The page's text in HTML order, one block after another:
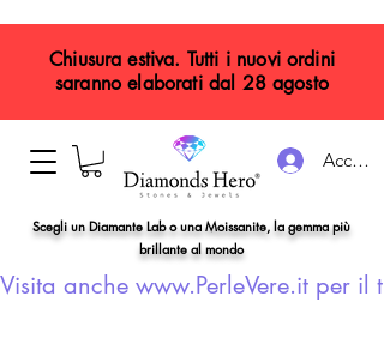
Accedi
Scegli un Diamante Lab o una Moissanite, la gemma più
brillante al mondo
Visita anche www.PerleVere.it per il
Chiusura estiva. Tutti i nuovi ordini
saranno elaborati dal 28 agosto